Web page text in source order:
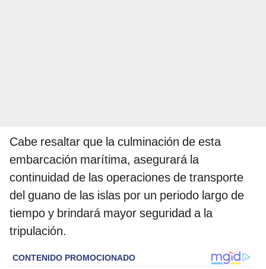
Cabe resaltar que la culminación de esta
embarcación marítima, asegurará la
continuidad de las operaciones de transporte
del guano de las islas por un periodo largo de
tiempo y brindará mayor seguridad a la
tripulación.